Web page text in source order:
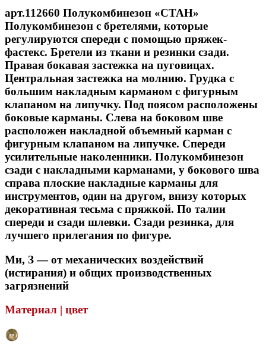
арт.112660 Полукомбинезон «СТАН»
Полукомбинезон с бретелями, которые
регулируются спереди с помощью пряжек-
фастекс. Бретели из ткани и резинки сзади.
Правая бокавая застежка на пуговицах.
Центральная застежка на молнию. Грудка с
большим накладным карманом с фигурным
клапаном на липучку. Под поясом расположены
боковые карманы. Слева на боковом шве
расположен накладной объемный карман с
фигурным клапаном на липучке. Спереди
усилительные наколенники. Полукомбинезон
сзади с накладными карманами, у бокового шва
справа плоские накладные карманы для
инструментов, один на другом, внизу которых
декоративная тесьма с пряжкой. По талии
спереди и сзади шлевки. Сзади резинка, для
лучшего прилегания по фигуре.
Ми, З — от механических воздействий
(истирания) и общих производственных
загрязнений
Материал | цвет